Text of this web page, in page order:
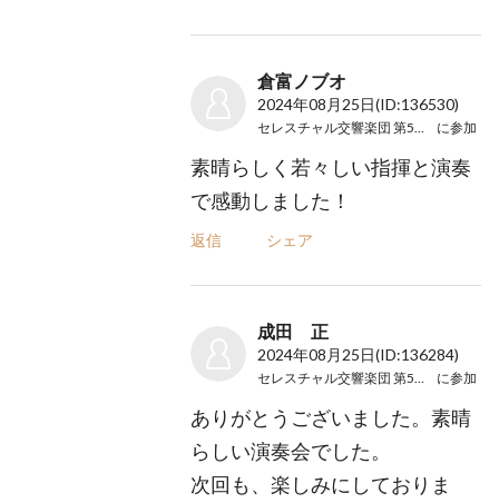
倉富ノブオ
2024年08月25日(ID:136530)
に参加
素晴らしく若々しい指揮と演奏
で感動しました！
返信 シェア
成田 正
2024年08月25日(ID:136284)
に参加
ありがとうございました。素晴
らしい演奏会でした。
次回も、楽しみにしておりま